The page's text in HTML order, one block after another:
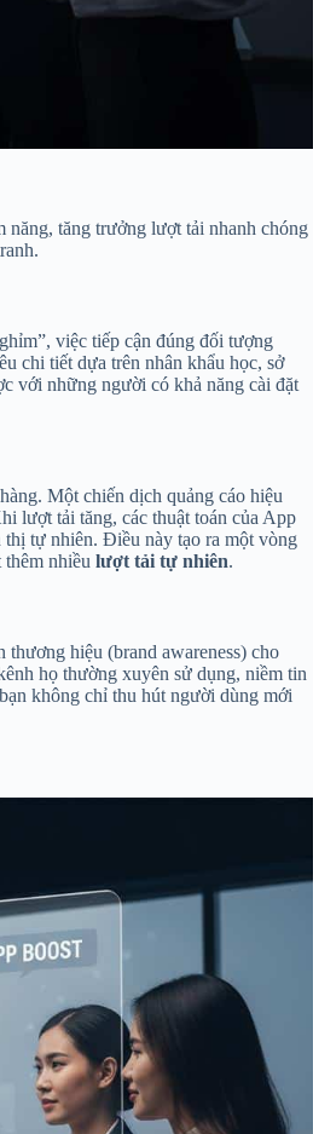
tăng trưởng lượt tải nhanh chóng
việc tiếp cận đúng đối tượng
chi tiết dựa trên nhân khẩu học, sở
với những người có khả năng cài đặt
Một chiến dịch quảng cáo hiệu
lượt tải tăng, các thuật toán của App
thị tự nhiên. Điều này tạo ra một vòng
nhiều lượt tải tự nhiên.
hiệu (brand awareness) cho
họ thường xuyên sử dụng, niềm tin
không chỉ thu hút người dùng mới